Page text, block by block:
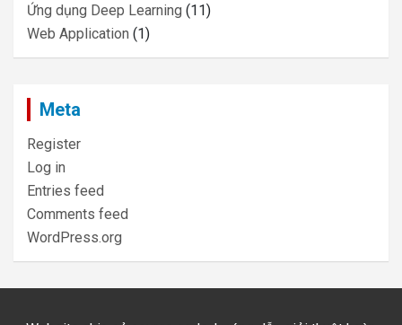
Ứng dụng Deep Learning (11)
Web Application (1)
Meta
Register
Log in
Entries feed
Comments feed
WordPress.org